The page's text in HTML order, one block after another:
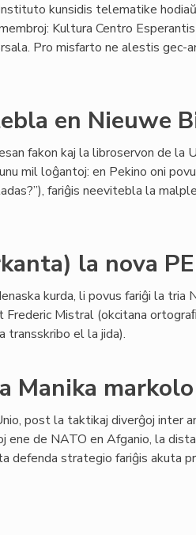
kunsidis telematike
Kultura Centro
Pro misfarto ne alestis gec-
en Nieuwe
fakon kaj la libroservon de la
mil loĝantoj: en Pekino oni
fariĝis neevitebla la
la nova
kurda, li povus fariĝi la tria
Mistral (okcitana
transskribo el la jida).
Manika markolo
post la taktikaj diverĝoj inter
ene de NATO en Afganio, la
defenda strategio fariĝis akuta